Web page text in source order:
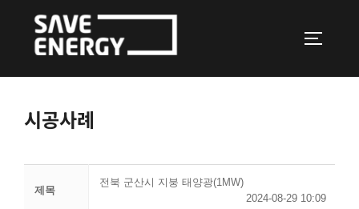
content
시공사례
제목
전북 군산시 지붕 태양광(1MW)
2024-08-29 10:09